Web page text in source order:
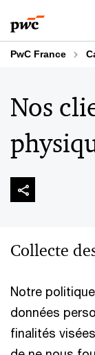
au
contenu
au
pied
dePwC France
Nos
Collecte
Notre
données
finalités